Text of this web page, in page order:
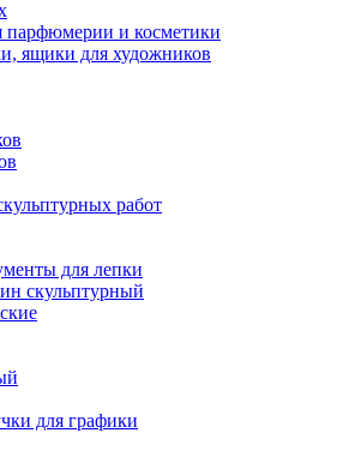
парфюмерии и косметики
ящики для художников
работ
для лепки
скульптурный
для графики